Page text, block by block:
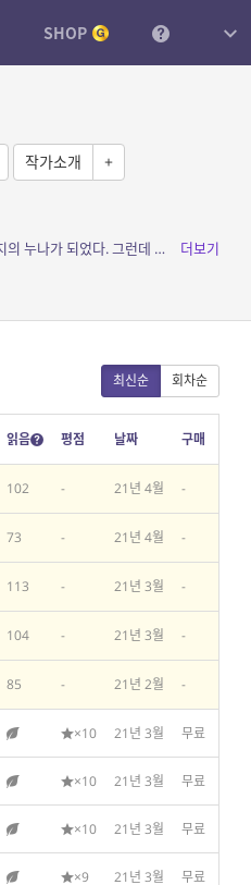
SHOP
작가소개 +
소개: 어젯밤 검은 소가 태어났다. “송아지 돌보는 일은 처음이지?” 하나는 오늘부터 검은 송아지의 누나가 되었다. 그런데 이 송아지가 심상치 않다. 둘의 목장 생활...
더보기
최신순 회차순
읽음 평점 날짜 구매
102 - 21년 4월 -
73 - 21년 4월 -
113 - 21년 3월 -
104 - 21년 3월 -
85 - 21년 2월 -
×10 21년 3월 무료
×10 21년 3월 무료
×10 21년 3월 무료
×9 21년 3월 무료